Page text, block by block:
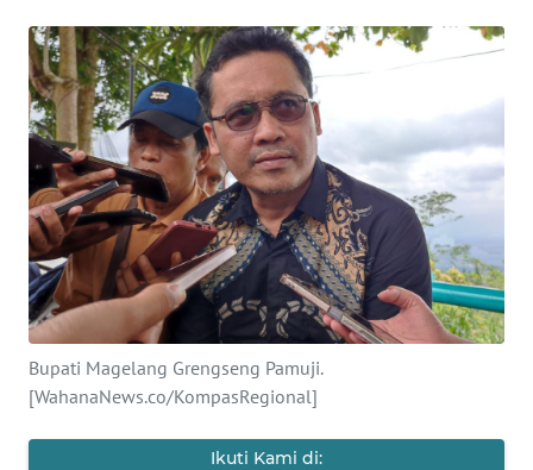
Bupati Magelang Grengseng Pamuji.
[WahanaNews.co/KompasRegional]
Ikuti Kami di:
OPINI
SEMARANG
BOROBUDUR
Informasi
INDEKS
BERITA